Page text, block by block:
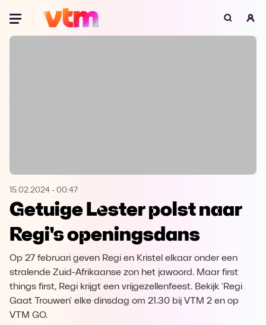
Oeps, browser niet ondersteund
Microsoft Edge Download
Opera Download
15.02.2024 - 00:47
Getuige Lester polst naar
Regi's openingsdans
Op 27 februari geven Regi en Kristel elkaar onder een
stralende Zuid-Afrikaanse zon het jawoord. Maar first
things first, Regi krijgt een vrijgezellenfeest. Bekijk 'Regi
Gaat Trouwen' elke dinsdag om 21.30 bij VTM 2 en op
VTM GO.